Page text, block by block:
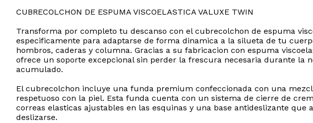
CUBRECOLCHON DE ESPUMA VISCOELASTICA VALUXE TWIN
Transforma por completo tu descanso con el cubrecolchon de espuma
especificamente para adaptarse de forma dinamica a la silueta de tu
hombros, caderas y columna. Gracias a su fabricacion con espuma
ofrece un soporte excepcional sin perder la frescura necesaria durante la
acumulado.
El cubrecolchon incluye una funda premium confeccionada con una
respetuoso con la piel. Esta funda cuenta con un sistema de cierre de
correas elasticas ajustables en las esquinas y una base antideslizante
deslizarse.